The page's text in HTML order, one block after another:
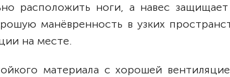
расположить ноги, а навес
манёвренность в узких
на месте.
материала с хорошей